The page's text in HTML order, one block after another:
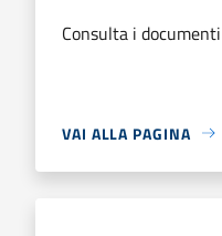
Consulta i
VAI ALLA PAGINA